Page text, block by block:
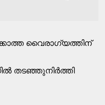
വൈരാഗ്യത്തിന്‌
തടഞ്ഞുനിര്‍ത്തി